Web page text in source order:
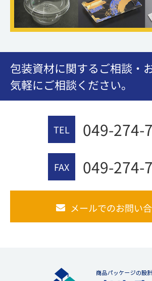
包装資材に関するご相談・
気軽にご相談ください。
TEL 049-274-
FAX 049-274-
メールでのお問い